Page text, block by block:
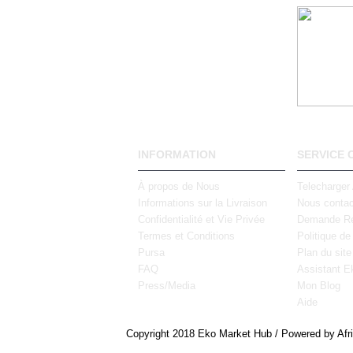
INFORMATION
À propos de Nous
Informations sur la Livraison
Confidentialité et Vie Privée
Termes et Conditions
Pursa
FAQ
Press/Media
SERVICE
Nous
Demande
Politique de
Plan du site
Assistant
Mon Blog
Aide
Copyright 2018 Eko Market Hub / Powered by